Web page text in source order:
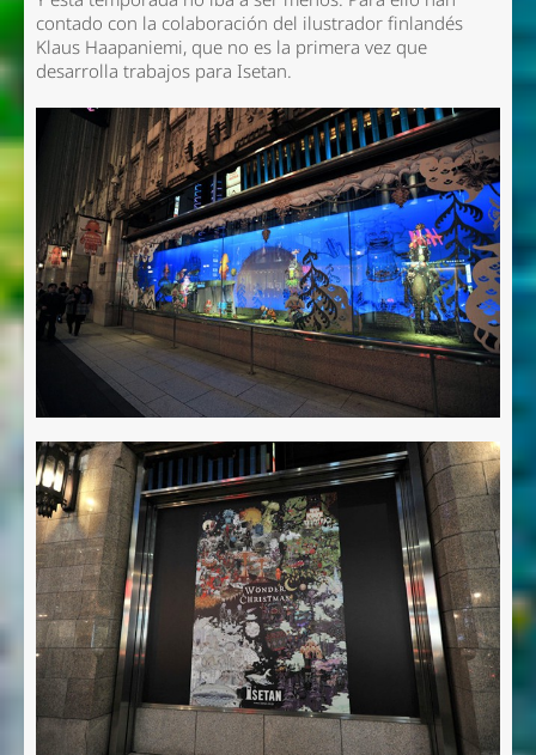
contado con la colaboración del ilustrador finlandés
Klaus Haapaniemi, que no es la primera vez que
desarrolla trabajos para Isetan.